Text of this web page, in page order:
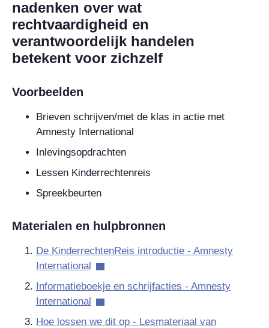
nadenken over wat
rechtvaardigheid en
verantwoordelijk handelen
betekent voor zichzelf
Voorbeelden
Brieven schrijven/met de klas in actie met
Amnesty International
Inlevingsopdrachten
Lessen Kinderrechtenreis
Spreekbeurten
Materialen en hulpbronnen
De KinderrechtenReis introductie - Amnesty
International
Informatieboekje en schrijfacties - Amnesty
International
Hoe lossen we dit op - Lesmateriaal van